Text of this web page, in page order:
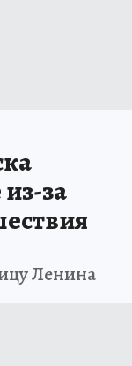
за
Ленина